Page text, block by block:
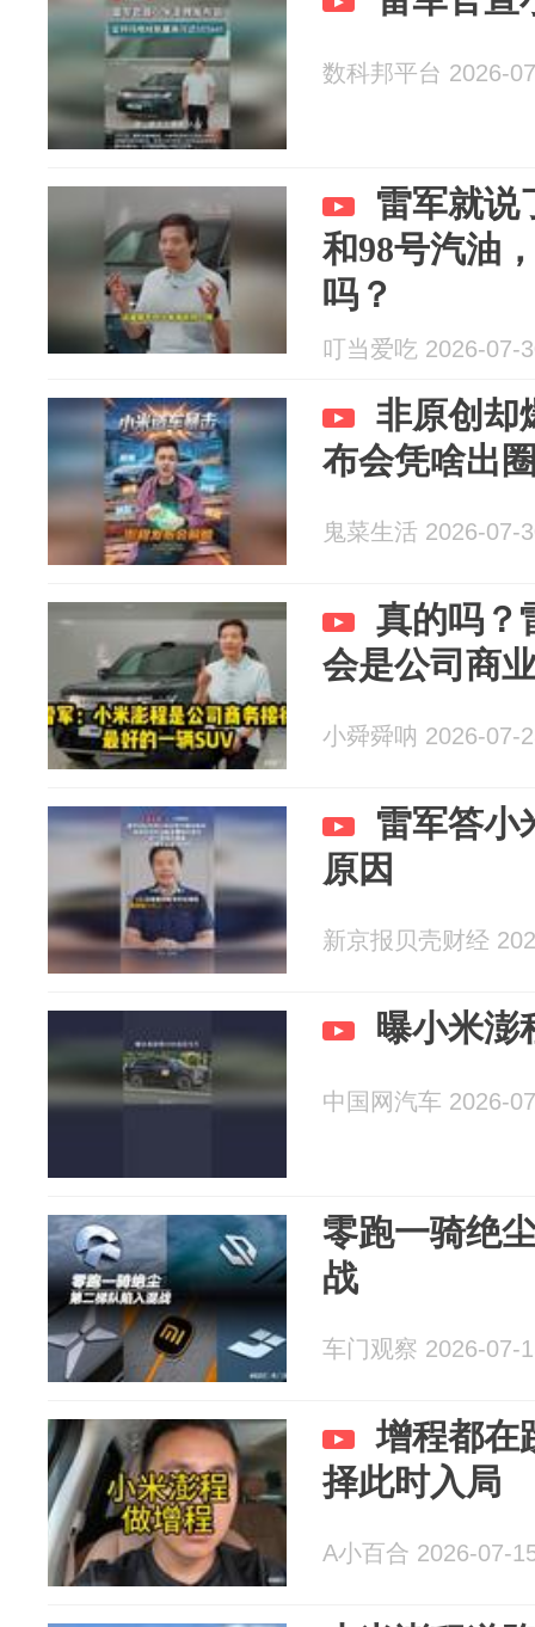
数科邦平台 2026-
雷军就说
和98号汽油
吗？
叮当爱吃 2026-07-
非原创却
布会凭啥出
鬼菜生活 2026-07-
真的吗？
会是公司商
小舜舜呐 2026-07-
雷军答小
原因
新京报贝壳财经
曝小米澎
中国网汽车 2026-
零跑一骑绝
战
车门观察 2026-07-
增程都在
择此时入局
A小百合 2026-07-